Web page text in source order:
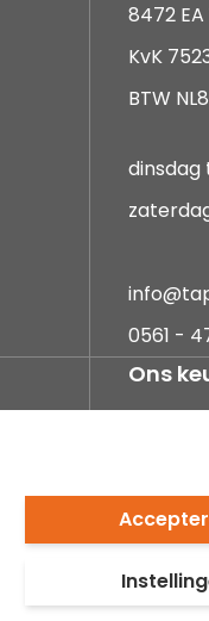
8472
KvK
BTW
dinsdag
0561 -
Ons